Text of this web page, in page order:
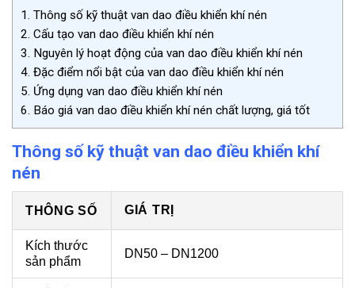
1. Thông số kỹ thuật van dao điều khiển khí nén
2. Cấu tạo van dao điều khiển khí nén
3. Nguyên lý hoạt động của van dao điều khiển khí nén
4. Đặc điểm nổi bật của van dao điều khiển khí nén
5. Ứng dụng van dao điều khiển khí nén
6. Báo giá van dao điều khiển khí nén chất lượng, giá tốt
Thông số kỹ thuật van dao điều khiển khí
nén
THÔNG SỐ GIÁ TRỊ
Kích thước
sản phẩm
DN50 – DN1200